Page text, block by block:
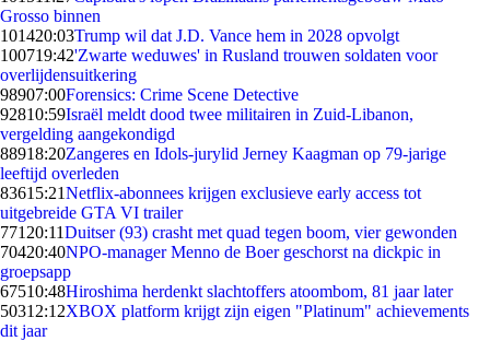
Grosso binnen
101420:03Trump wil dat J.D. Vance hem in 2028 opvolgt
100719:42'Zwarte weduwes' in Rusland trouwen soldaten voor
overlijdensuitkering
98907:00Forensics: Crime Scene Detective
92810:59Israël meldt dood twee militairen in Zuid-Libanon,
vergelding aangekondigd
88918:20Zangeres en Idols-jurylid Jerney Kaagman op 79-jarige
leeftijd overleden
83615:21Netflix-abonnees krijgen exclusieve early access tot
uitgebreide GTA VI trailer
771 20:11Duitser (93) crasht met quad tegen boom, vier gewonden
70420:40NPO-manager Menno de Boer geschorst na dickpic in
groepsapp
67510:48Hiroshima herdenkt slachtoffers atoombom, 81 jaar later
50312:12XBOX platform krijgt zijn eigen "Platinum" achievements
dit jaar